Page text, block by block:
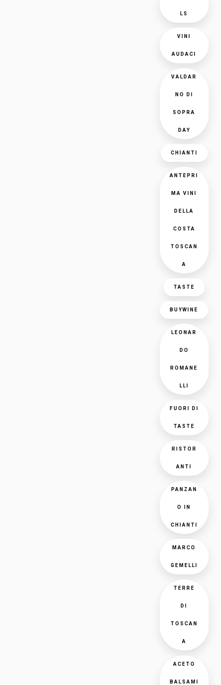
LS
VINI
AUDACI
VALDAR
NO DI
SOPRA
DAY
CHIANTI
ANTEPRI
MA VINI
DELLA
COSTA
TOSCAN
A
TASTE
BUYWINE
LEONAR
DO
ROMANE
LLI
FUORI DI
TASTE
RISTOR
ANTI
PANZAN
O IN
CHIANTI
MARCO
GEMELLI
TERRE
DI
TOSCAN
A
ACETO
BALSAMI